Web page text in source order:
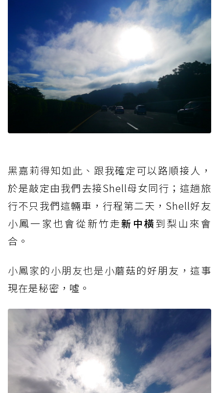
黑嘉莉得知如此、跟我確定可以路順接人，
於是敲定由我們去接Shell母女同行；這趟旅
行不只我們這輛車，行程第二天，Shell好友
小鳳一家也會從新竹走新中橫到梨山來會
合。
小鳳家的小朋友也是小蘑菇的好朋友，這事
現在是秘密，噓。